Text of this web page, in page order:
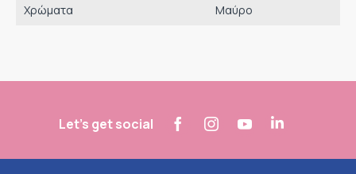
Χρώματα Μαύρο
Let's get social